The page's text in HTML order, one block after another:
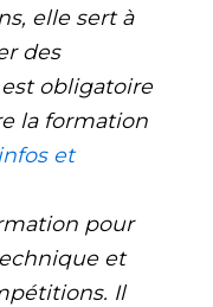
elle sert à
des
obligatoire
la formation
et
pour
et
Il